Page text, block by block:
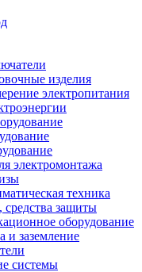
изделия
электропитания
электромонтажа
техника
защиты
оборудование
и заземление
системы